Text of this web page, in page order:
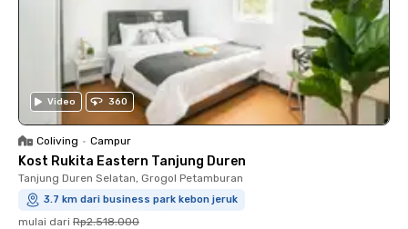
Video 360
Coliving • Campur
Kost Rukita Eastern Tanjung Duren
Tanjung Duren Selatan, Grogol Petamburan
3.7 km dari business park kebon jeruk
mulai dari Rp2.518.000